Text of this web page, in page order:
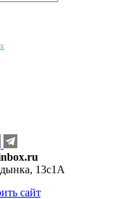
13с1А
сайт